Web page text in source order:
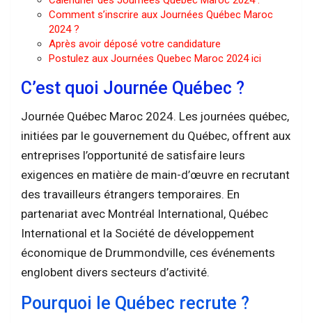
Comment s’inscrire aux Journées Québec Maroc
2024 ?
Après avoir déposé votre candidature
Postulez aux Journées Quebec Maroc 2024 ici
C’est quoi Journée Québec ?
Journée Québec Maroc 2024. Les journées québec,
initiées par le gouvernement du Québec, offrent aux
entreprises l’opportunité de satisfaire leurs
exigences en matière de main-d’œuvre en recrutant
des travailleurs étrangers temporaires. En
partenariat avec Montréal International, Québec
International et la Société de développement
économique de Drummondville, ces événements
englobent divers secteurs d’activité.
Pourquoi le Québec recrute ?